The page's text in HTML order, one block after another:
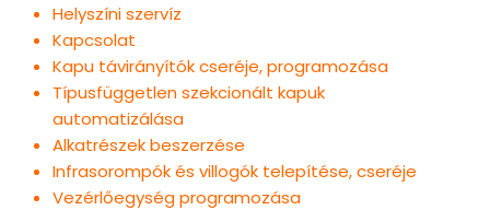
Helyszíni szervíz
Kapcsolat
Kapu távirányítók cseréje, programozása
Típusfüggetlen szekcionált kapuk
automatizálása
Alkatrészek beszerzése
Infrasorompók és villogók telepítése, cseréje
Vezérlőegység programozása